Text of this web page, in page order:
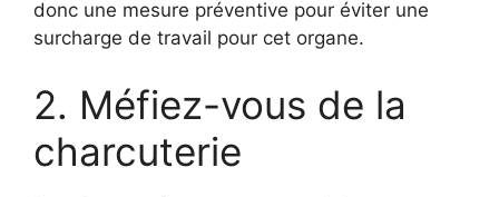
donc une mesure préventive pour éviter une
surcharge de travail pour cet organe.
2. Méfiez-vous de la
charcuterie